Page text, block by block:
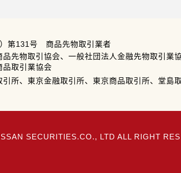
第131号 商品先物取引業者
品先物取引協会、一般社団法人金融先物取引業
品取引業協会
所、東京金融取引所、東京商品取引所、堂島
SECURITIES.CO., LTD ALL RIGHT